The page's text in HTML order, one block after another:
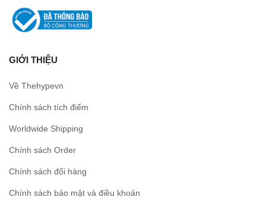
GIỚI THIỆU
Về Thehypevn
Chính sách tích điểm
Worldwide Shipping
Chính sách Order
Chính sách đổi hàng
Chính sách bảo mật và điều khoản